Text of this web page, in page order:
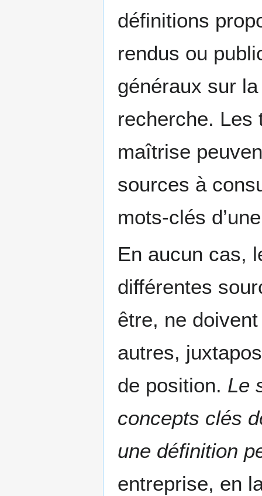
définitions
rendus ou
généraux sur
recherche. Les
maîtrise
sources à
mots-clés
En aucun cas,
différentes
être, ne
autres,
de position. Le
concepts clés
une définition
entreprise, en